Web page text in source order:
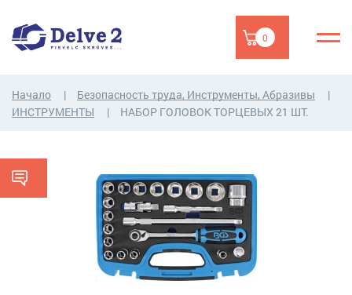
0
Начало
Безопасность труда, Инструменты, Абразивы
ИНСТРУМЕНТЫ
НАБОР ГОЛОВОК ТОРЦЕВЫХ 21 ШТ.